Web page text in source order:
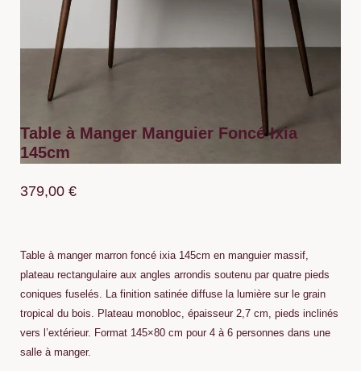
Table à Manger Manguier Foncé Ixia
145cm
379,00 €
Table à manger marron foncé ixia 145cm en manguier massif,
plateau rectangulaire aux angles arrondis soutenu par quatre pieds
coniques fuselés. La finition satinée diffuse la lumière sur le grain
tropical du bois. Plateau monobloc, épaisseur 2,7 cm, pieds inclinés
vers l’extérieur. Format 145×80 cm pour 4 à 6 personnes dans une
salle à manger.